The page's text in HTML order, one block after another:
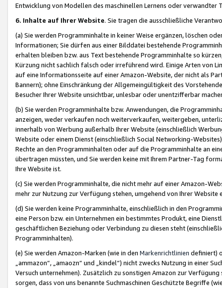
Entwicklung von Modellen des maschinellen Lernens oder
6. Inhalte auf Ihrer Website. Sie tragen die ausschließliche
(a) Sie werden Programminhalte in keiner Weise ergänzen, löschen
Informationen; Sie dürfen aus einer Bilddatei bestehende
erhalten bleiben bzw. aus Text bestehende Programminhalte so
Kürzung nicht sachlich falsch oder irreführend wird. Einige Arten von
auf eine Informationsseite auf einer Amazon-Website, der nicht als
Bannern); ohne Einschränkung der Allgemeingültigkeit des
Besucher Ihrer Website unsichtbar, unlesbar oder unentzifferbar
(b) Sie werden Programminhalte bzw. Anwendungen, die
anzeigen, weder verkaufen noch weiterverkaufen, weitergeben,
innerhalb von Werbung außerhalb Ihrer Website (einschließlich
Website oder einem Dienst (einschließlich Social Networking-
Rechte an den Programminhalten oder auf die Programminhalte an
übertragen müssten, und Sie werden keine mit Ihrem Partner-Tag
Ihre Website ist.
(c) Sie werden Programminhalte, die nicht mehr auf einer Amazon-
mehr zur Nutzung zur Verfügung stehen, umgehend von Ihrer
(d) Sie werden keine Programminhalte, einschließlich in den
eine Person bzw. ein Unternehmen ein bestimmtes Produkt, eine
geschäftlichen Beziehung oder Verbindung zu diesen steht
Programminhalten).
(e) Sie werden Amazon-Marken (wie in den Markenrichtlinien definiert)
„ammazon“, „amaozn“ und „kindel“) nicht zwecks Nutzung in einer
Versuch unternehmen). Zusätzlich zu sonstigen Amazon zur
sorgen, dass von uns benannte Suchmaschinen Geschützte Begriffe